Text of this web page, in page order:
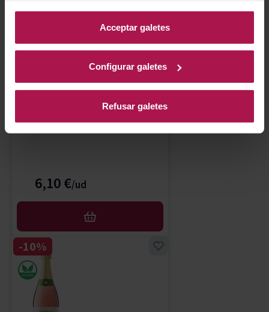
Acceptar galetes
Configurar galetes
Refusar galetes
Sin Denominacion Origen
6,10 €
AFEGIR
-10%